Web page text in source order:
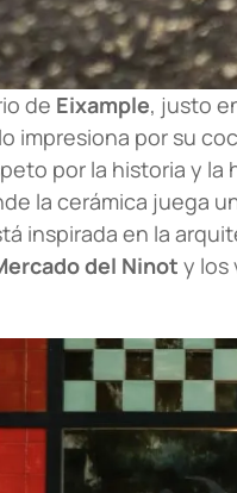
de Eixample, justo
impresiona por su
por la historia y
la cerámica juega
inspirada en la
del Ninot y los